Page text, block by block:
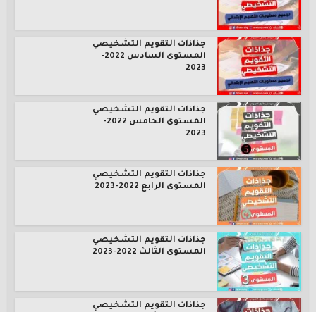
جذاذات التقويم التشخيصي
المستوى السادس 2022-
2023
جذاذات التقويم التشخيصي
المستوى الخامس 2022-
2023
جذاذات التقويم التشخيصي
المستوى الرابع 2022-2023
جذاذات التقويم التشخيصي
المستوى الثالث 2022-2023
جذاذات التقويم التشخيصي